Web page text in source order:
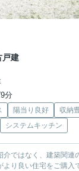
建
分
陽当り良好
収納
システムキッチン
介ではなく、建築関連
り良い住宅をご購入